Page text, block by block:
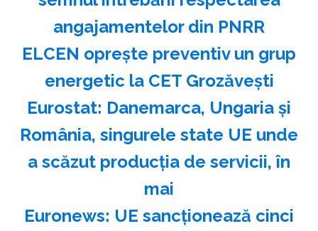
angajamentelor din PNRR
ELCEN opreşte preventiv un grup
energetic la CET Grozăveşti
Eurostat: Danemarca, Ungaria şi
România, singurele state UE unde
a scăzut producţia de servicii, în
mai
Euronews: UE sancţionează cinci